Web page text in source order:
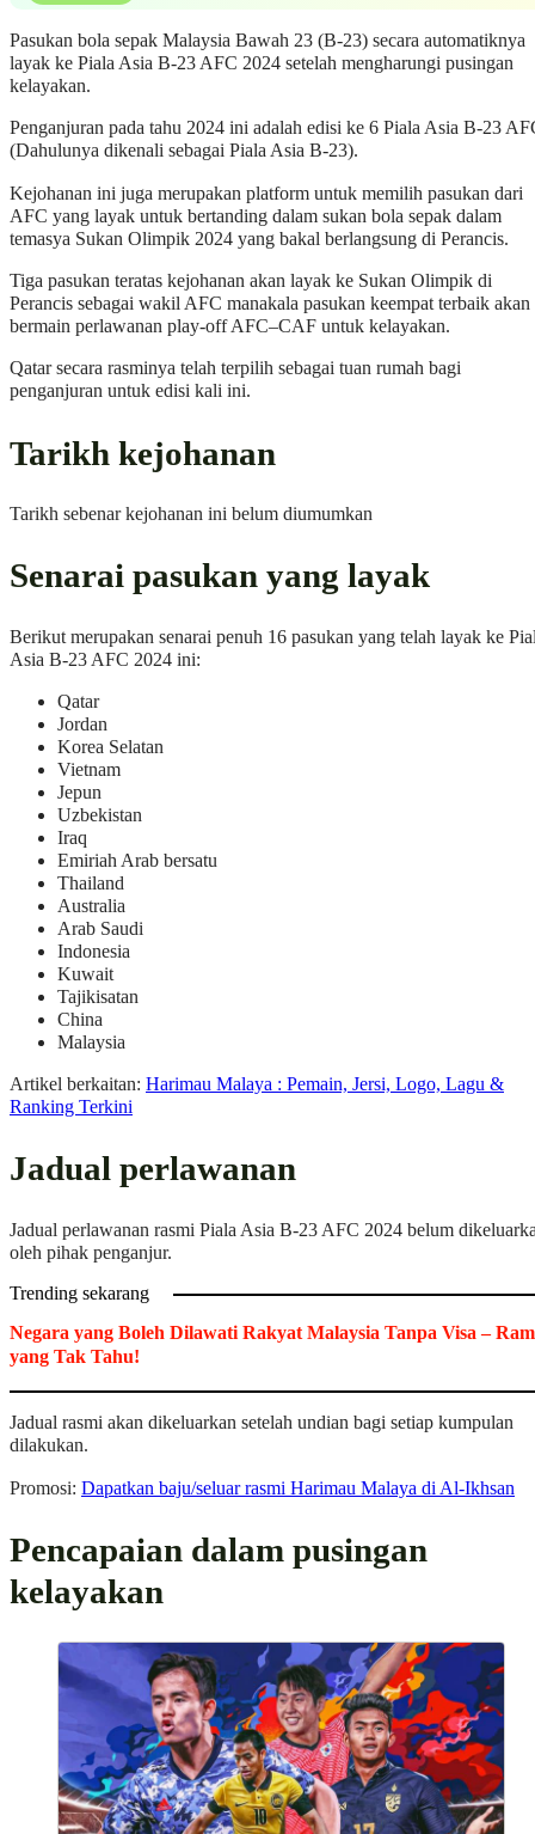
Pasukan bola sepak Malaysia Bawah 23 (B-23) secara automatiknya
layak ke Piala Asia B-23 AFC 2024 setelah mengharungi pusingan
kelayakan.
Penganjuran pada tahu 2024 ini adalah edisi ke 6 Piala Asia B-23
(Dahulunya dikenali sebagai Piala Asia B-23).
Kejohanan ini juga merupakan platform untuk memilih pasukan dari
AFC yang layak untuk bertanding dalam sukan bola sepak dalam
temasya Sukan Olimpik 2024 yang bakal berlangsung di Perancis.
Tiga pasukan teratas kejohanan akan layak ke Sukan Olimpik di
Perancis sebagai wakil AFC manakala pasukan keempat terbaik akan
bermain perlawanan play-off AFC–CAF untuk kelayakan.
Qatar secara rasminya telah terpilih sebagai tuan rumah bagi
penganjuran untuk edisi kali ini.
Tarikh kejohanan
Tarikh sebenar kejohanan ini belum diumumkan
Senarai pasukan yang layak
Berikut merupakan senarai penuh 16 pasukan yang telah layak ke
Asia B-23 AFC 2024 ini:
Qatar
Jordan
Korea Selatan
Vietnam
Jepun
Uzbekistan
Iraq
Emiriah Arab bersatu
Thailand
Australia
Arab Saudi
Indonesia
Kuwait
Tajikisatan
China
Malaysia
Artikel berkaitan: Harimau Malaya : Pemain, Jersi, Logo, Lagu &
Ranking Terkini
Jadual perlawanan
Jadual perlawanan rasmi Piala Asia B-23 AFC 2024 belum
oleh pihak penganjur.
Trending sekarang
Negara yang Boleh Dilawati Rakyat Malaysia Tanpa Visa –
yang Tak Tahu!
Jadual rasmi akan dikeluarkan setelah undian bagi setiap kumpulan
dilakukan.
Promosi: Dapatkan baju/seluar rasmi Harimau Malaya di Al-Ikhsan
Pencapaian dalam pusingan
kelayakan